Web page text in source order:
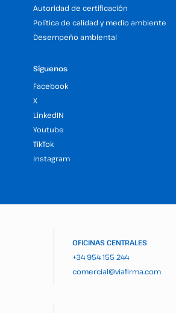
Autoridad de certificación
Política de calidad y medio ambiente
Desempeño ambiental
Síguenos
Facebook
X
LinkedIN
Youtube
TikTok
Instagram
OFICINAS CENTRALES
+34 954 155 244
comercial@viafirma.com